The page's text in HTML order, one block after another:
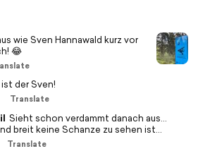
wie Sven Hannawald kurz vor
😂
der Sven!
Translate
Sieht schon verdammt danach aus…
breit keine Schanze zu sehen ist…
Translate